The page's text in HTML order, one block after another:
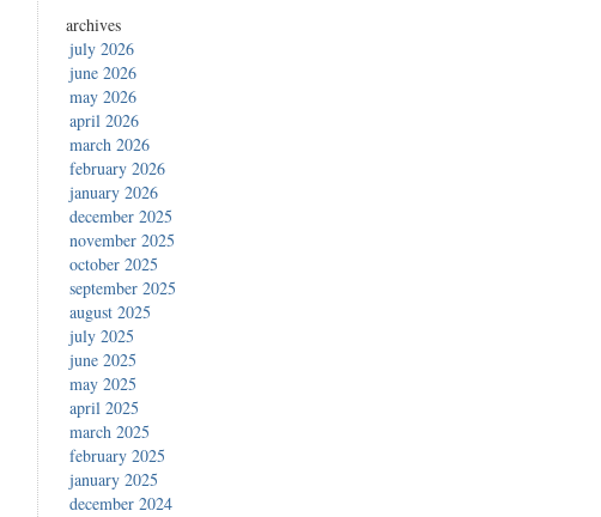
archives
july 2026
june 2026
may 2026
april 2026
march 2026
february 2026
january 2026
december 2025
november 2025
october 2025
september 2025
august 2025
july 2025
june 2025
may 2025
april 2025
march 2025
february 2025
january 2025
december 2024